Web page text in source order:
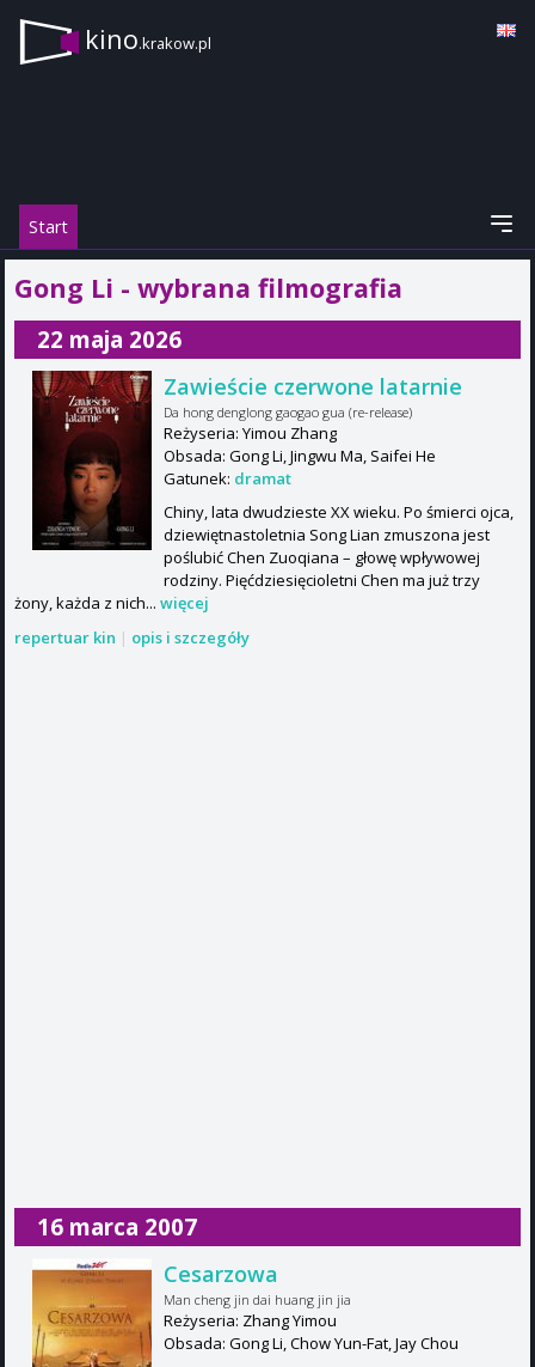
kino.krakow.pl
Start
Gong Li - wybrana filmografia
22 maja 2026
Zawieście czerwone latarnie
Da hong denglong gaogao gua (re-release)
Reżyseria: Yimou Zhang
Obsada: Gong Li, Jingwu Ma, Saifei He
Gatunek: dramat
Chiny, lata dwudzieste XX wieku. Po śmierci ojca,
dziewiętnastoletnia Song Lian zmuszona jest
poślubić Chen Zuoqiana – głowę wpływowej
rodziny. Pięćdziesięcioletni Chen ma już trzy
żony, każda z nich... więcej
repertuar kin | opis i szczegóły
16 marca 2007
Cesarzowa
Man cheng jin dai huang jin jia
Reżyseria: Zhang Yimou
Obsada: Gong Li, Chow Yun-Fat, Jay Chou